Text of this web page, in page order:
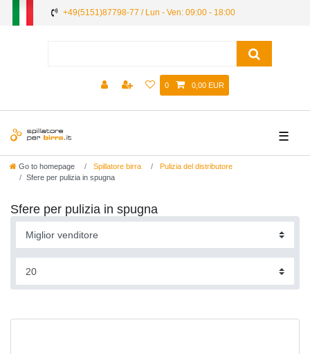
+49(5151)87798-77 / Lun - Ven: 09:00 - 18:00
0 0,00 EUR
☰
Go to homepage Spillatore birra
Pulizia del distributore
Sfere per pulizia in spugna
Sfere per pulizia in spugna